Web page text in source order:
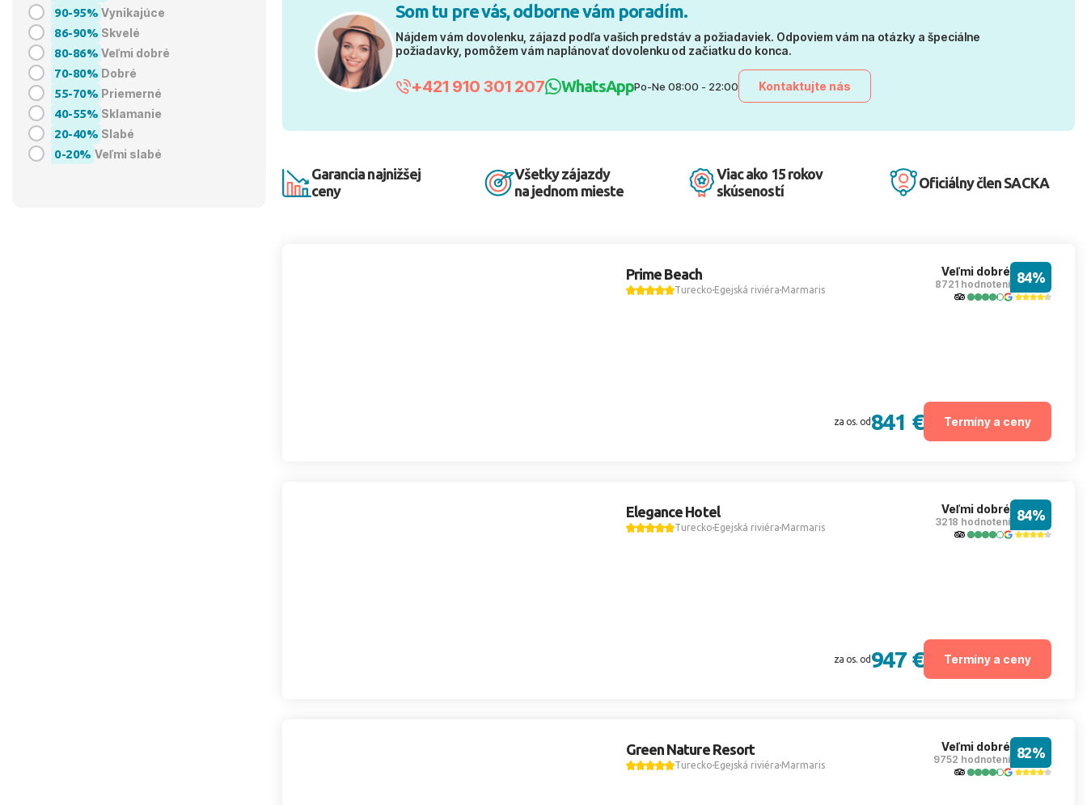
90-95% Vynikajúce
86-90% Skvelé
80-86% Veľmi dobré
70-80% Dobré
55-70% Priemerné
40-55% Sklamanie
20-40% Slabé
0-20% Veľmi slabé
Som tu pre vás, odborne vám poradím.
Nájdem vám dovolenku, zájazd podľa vašich predstáv a požiadaviek. Odpoviem vám na otázky a špeciálne
požiadavky, pomôžem vám naplánovať dovolenku od začiatku do konca.
+421 910 301 207 WhatsAppPo-Ne 08:00 - 22:00 Kontaktujte nás
Garancia najnižšej
ceny
Všetky zájazdy
na jednom mieste
Viac ako 15 rokov
skúseností
Oficiálny člen SACKA
Prime Beach
TureckoEgejská riviéraMarmaris
Veľmi dobré
8721 hodnotení 84%
za os. od 841 € Termíny a ceny
Elegance Hotel
TureckoEgejská riviéraMarmaris
Veľmi dobré
3218 hodnotení 84%
za os. od 947 € Termíny a ceny
Green Nature Resort
TureckoEgejská riviéraMarmaris
Veľmi dobré
9752 hodnotení 82%